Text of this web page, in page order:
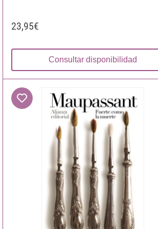
23,95€
Consultar disponibilidad